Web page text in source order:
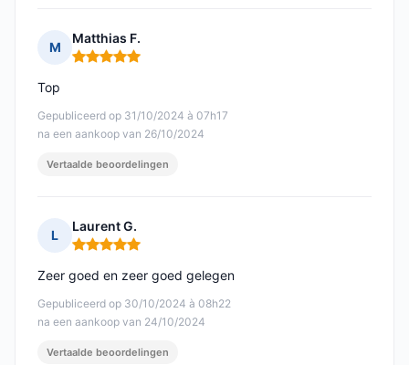
M
Matthias F.
Opmerking: 5 van 5
Gepubliceerd op 31/10/2024 à 07h17
na een aankoop van 26/10/2024
Top
Vertaalde beoordelingen
L
Laurent G.
Opmerking: 5 van 5
Gepubliceerd op 30/10/2024 à 08h22
na een aankoop van 24/10/2024
Zeer goed en zeer goed gelegen
Vertaalde beoordelingen